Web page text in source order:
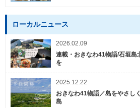
ローカルニュース
2026.02.09
連載・おきなわ41物語/石垣島
を
2025.12.22
おきなわ41物語／島をやさし
島